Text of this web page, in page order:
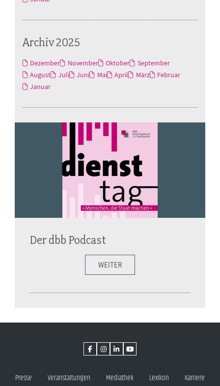
Archiv 2025
Dezember November Oktober
September
August
Juli Juni Mai April März
Februar
Januar
Der dbb Podcast
WEITER
Presse Veranstaltungen Mediathek Lexikon Karriere